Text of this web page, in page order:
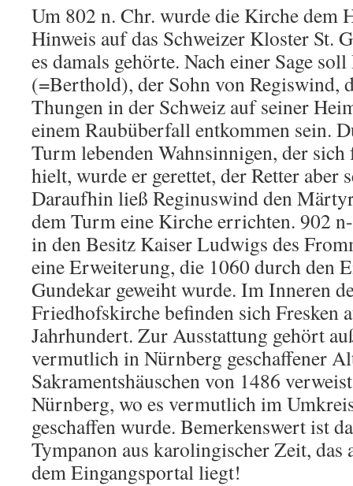
Um 802 n. Chr. wurde die Kirche dem
Hinweis auf das Schweizer Kloster St.
es damals gehörte. Nach einer Sage
(=Berthold), der Sohn von Regiswind,
Thungen in der Schweiz auf seiner
einem Raubüberfall entkommen sein.
Turm lebenden Wahnsinnigen, der
hielt, wurde er gerettet, der Retter aber
Daraufhin ließ Reginuswind den
dem Turm eine Kirche errichten. 902
in den Besitz Kaiser Ludwigs des
eine Erweiterung, die 1060 durch den
Gundekar geweiht wurde. Im Inneren
Friedhofskirche befinden sich Fresken
Jahrhundert. Zur Ausstattung gehört
vermutlich in Nürnberg geschaffener
Sakramentshäuschen von 1486
Nürnberg, wo es vermutlich im
geschaffen wurde. Bemerkenswert ist
Tympanon aus karolingischer Zeit,
dem Eingangsportal liegt!